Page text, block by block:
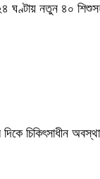
নতুন ৪০
চিকিৎসাধীন